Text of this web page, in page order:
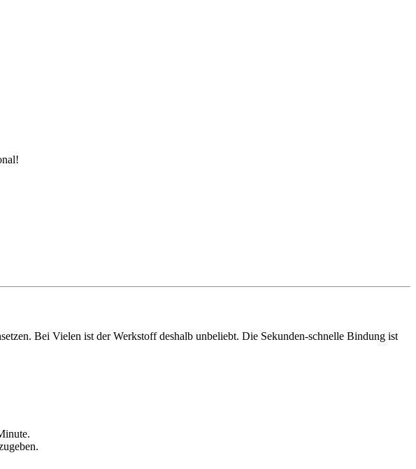
Bei Vielen ist der Werkstoff deshalb unbeliebt. Die Sekunden-schnelle Bindung ist